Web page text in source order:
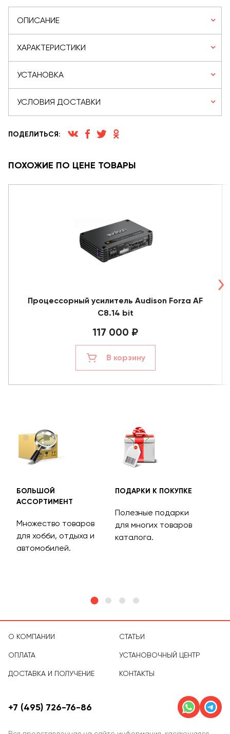
ОПИСАНИЕ
ХАРАКТЕРИСТИКИ
УСТАНОВКА
УСЛОВИЯ ДОСТАВКИ
ПОДЕЛИТЬСЯ:
ПОХОЖИЕ ПО ЦЕНЕ ТОВАРЫ
Процессорный усилитель Audison Forza AF
C8.14 bit
117 000 ₽
В корзину
БОЛЬШОЙ
АССОРТИМЕНТ
Множество товаров
для хобби, отдыха и
автомобилей.
ПОДАРКИ К ПОКУПКЕ
Полезные подарки
для многих товаров
каталога.
О КОМПАНИИ
ОПЛАТА
ДОСТАВКА И ПОЛУЧЕНИЕ
СТАТЬИ
УСТАНОВОЧНЫЙ ЦЕНТР
КОНТАКТЫ
+7 (495) 726-76-86